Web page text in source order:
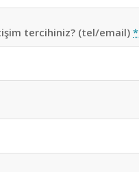
tercihiniz? (tel/email)*